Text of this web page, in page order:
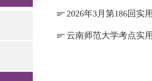
2026年3月第186回实
云南师范大学考点实